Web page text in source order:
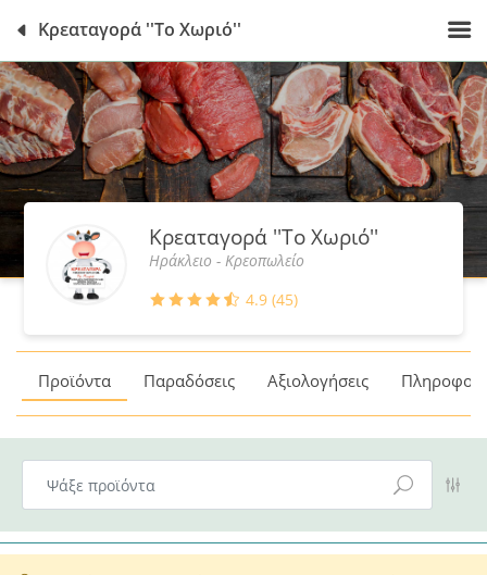
Κρεαταγορά ''Το Χωριό''
Κρεαταγορά ''Το Χωριό''
Ηράκλειο - Κρεοπωλείο
4.9 (45)
Προϊόντα Παραδόσεις Αξιολογήσεις